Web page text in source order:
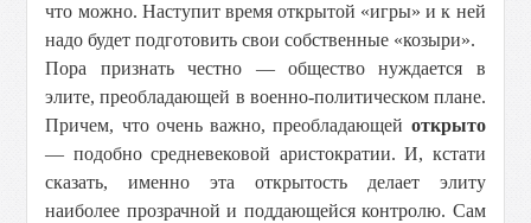
что можно. Наступит время открытой «игры» и к ней
надо будет подготовить свои собственные «козыри».
Пора признать честно — общество нуждается в
элите, преобладающей в военно-политическом плане.
Причем, что очень важно, преобладающей открыто
— подобно средневековой аристократии. И, кстати
сказать, именно эта открытость делает элиту
наиболее прозрачной и поддающейся контролю. Сам